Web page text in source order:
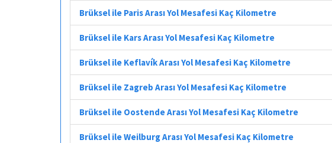
Brüksel ile Paris Arası Yol Mesafesi Kaç Kilometre
Brüksel ile Kars Arası Yol Mesafesi Kaç Kilometre
Brüksel ile Keflavík Arası Yol Mesafesi Kaç Kilometre
Brüksel ile Zagreb Arası Yol Mesafesi Kaç Kilometre
Brüksel ile Oostende Arası Yol Mesafesi Kaç Kilometre
Brüksel ile Weilburg Arası Yol Mesafesi Kaç Kilometre